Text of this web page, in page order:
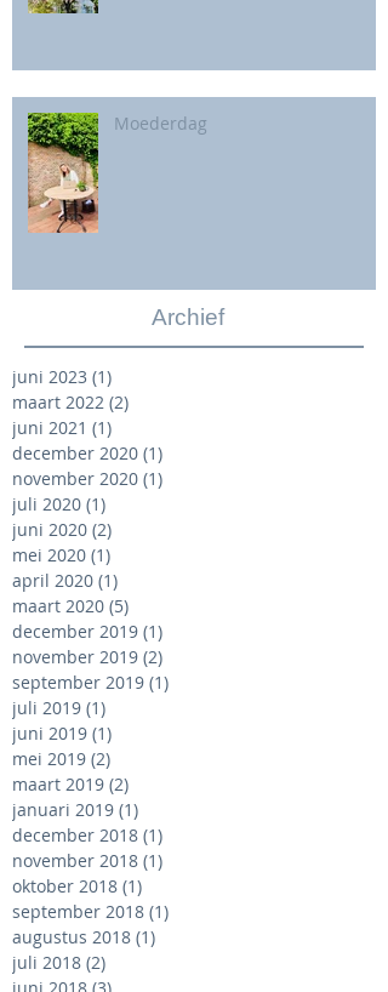
Moederdag
Archief
juni 2023 (1)
maart 2022 (2)
juni 2021 (1)
december 2020 (1)
november 2020 (1)
juli 2020 (1)
juni 2020 (2)
mei 2020 (1)
april 2020 (1)
maart 2020 (5)
december 2019 (1)
november 2019 (2)
september 2019 (1)
juli 2019 (1)
juni 2019 (1)
mei 2019 (2)
maart 2019 (2)
januari 2019 (1)
december 2018 (1)
november 2018 (1)
oktober 2018 (1)
september 2018 (1)
augustus 2018 (1)
juli 2018 (2)